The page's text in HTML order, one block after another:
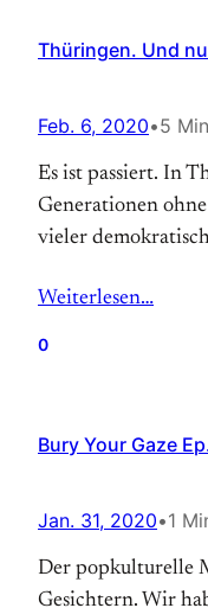
Thüringen. Und
Feb. 6, 2020•5
Es ist passiert. In
Generationen
vieler
Weiterlesen…
0
Bury Your Gaze
Jan. 31, 2020•1
Der popkulturelle
Gesichtern. Wir